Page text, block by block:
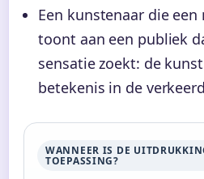
Een kunstenaar die
toont aan een publiek
sensatie zoekt: de
betekenis in de
WANNEER IS DE
TOEPASSING?